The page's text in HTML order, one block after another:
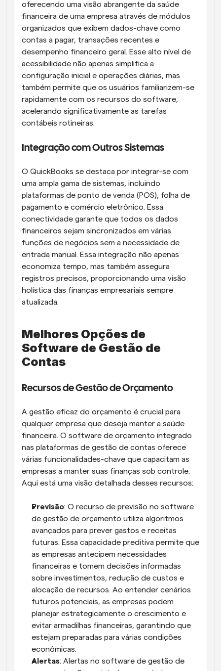
oferecendo uma visão abrangente da saúde
financeira de uma empresa através de módulos
organizados que exibem dados-chave como
contas a pagar, transações recentes e
desempenho financeiro geral. Esse alto nível de
acessibilidade não apenas simplifica a
configuração inicial e operações diárias, mas
também permite que os usuários familiarizem-se
rapidamente com os recursos do software,
acelerando significativamente as tarefas
contábeis rotineiras.
Integração com Outros Sistemas
O QuickBooks se destaca por integrar-se com
uma ampla gama de sistemas, incluindo
plataformas de ponto de venda (POS), folha de
pagamento e comércio eletrônico. Essa
conectividade garante que todos os dados
financeiros sejam sincronizados em várias
funções de negócios sem a necessidade de
entrada manual. Essa integração não apenas
economiza tempo, mas também assegura
registros precisos, proporcionando uma visão
holística das finanças empresariais sempre
atualizada.
Melhores Opções de
Software de Gestão de
Contas
Recursos de Gestão de Orçamento
A gestão eficaz do orçamento é crucial para
qualquer empresa que deseja manter a saúde
financeira. O software de orçamento integrado
nas plataformas de gestão de contas oferece
várias funcionalidades-chave que capacitam as
empresas a manter suas finanças sob controle.
Aqui está uma visão detalhada desses recursos:
Previsão: O recurso de previsão no software
de gestão de orçamento utiliza algoritmos
avançados para prever gastos e receitas
futuras. Essa capacidade preditiva permite que
as empresas antecipem necessidades
financeiras e tomem decisões informadas
sobre investimentos, redução de custos e
alocação de recursos. Ao entender cenários
futuros potenciais, as empresas podem
planejar estrategicamente o crescimento e
evitar armadilhas financeiras, garantindo que
estejam preparadas para várias condições
econômicas.
Alertas: Alertas no software de gestão de